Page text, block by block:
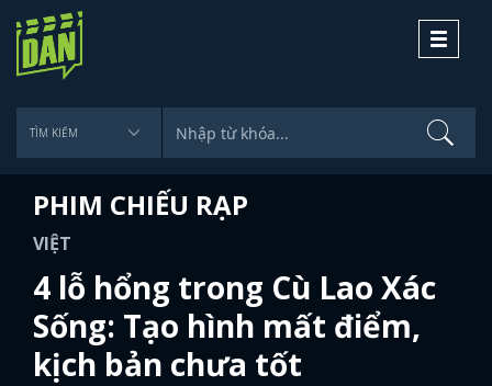
Toggle
PHIM CHIẾU RẠP
VIỆT
4 lỗ hổng trong Cù Lao Xác
Sống: Tạo hình mất điểm,
kịch bản chưa tốt